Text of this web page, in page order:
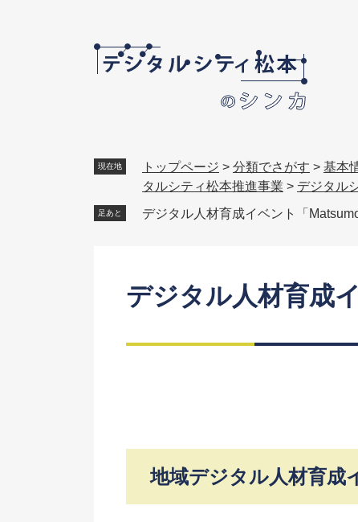
現在地 トップページ > 分類でさがす > 基本
タルシティ松本推進事業 > デジタル
足あと デジタル人材育成イベント「
デジタル人材育成
地域デジタル人材育成